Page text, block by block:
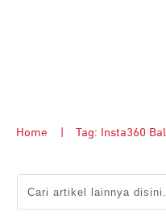
Home Tag: Insta360